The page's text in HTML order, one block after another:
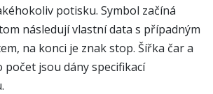
potisku. Symbol začíná
následují vlastní data s případným
na konci je znak stop. Šířka čar a
počet jsou dány specifikací